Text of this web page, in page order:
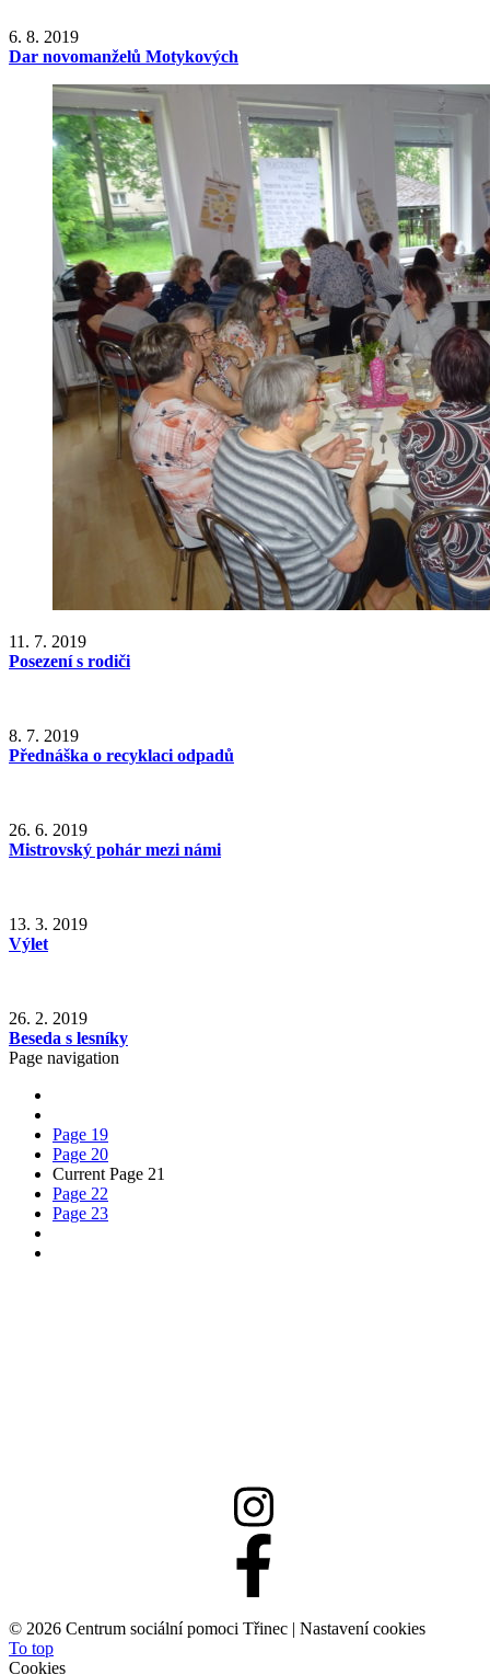
6. 8. 2019
Dar novomanželů Motykových
11. 7. 2019
Posezení s rodiči
8. 7. 2019
Přednáška o recyklaci odpadů
26. 6. 2019
Mistrovský pohár mezi námi
Page
Page